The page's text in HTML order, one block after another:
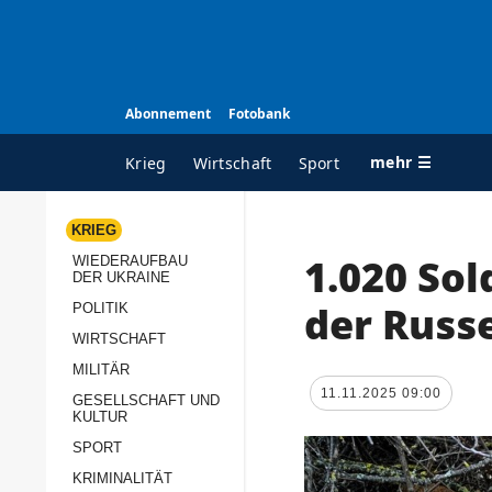
Abonnement Fotobank
Krieg Wirtschaft Sport mehr ☰
ALLE RUBRIKEN
Wiederaufbau der
Politik
Militär
KRIEG
WIEDERAUFBAU
DER UKRAINE
POLITIK
WIRTSCHAFT
MILITÄR
GESELLSCHAFT UND
KULTUR
SPORT
KRIMINALITÄT
1.020
der
11.11.2025 09:00